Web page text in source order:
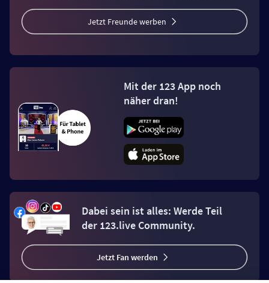
Jetzt Freunde werben
Mit der 123 App noch
näher dran!
Dabei sein ist alles: Werde Teil
der 123.live Community.
Jetzt Fan werden